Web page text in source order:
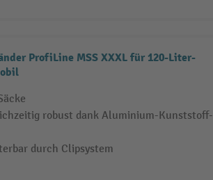
ProfiLine MSS XXXL für 120-Liter-
robust dank Aluminium-Kunststoff-
durch Clipsystem